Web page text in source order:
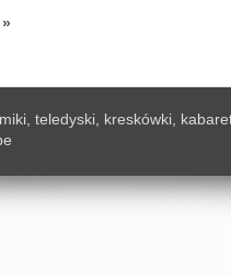
teledyski, kreskówki,